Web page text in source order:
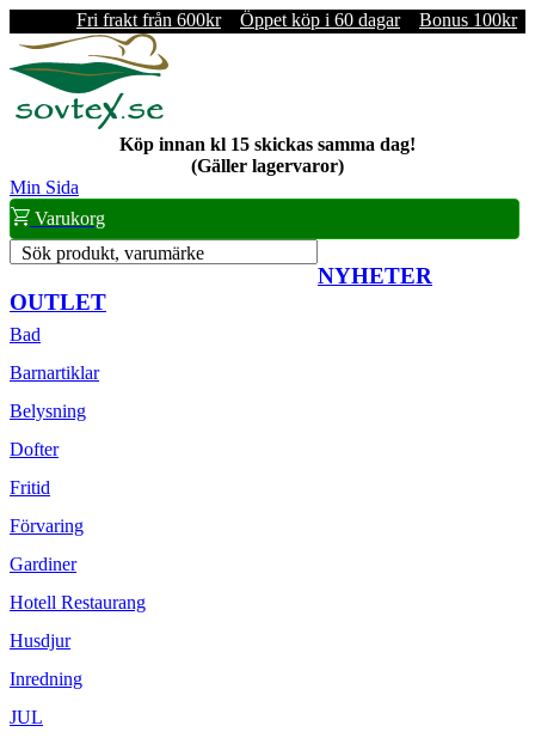
Fri frakt från 600kr Öppet köp i 60 dagar Bonus 100kr
Köp innan kl 15 skickas samma dag!
(Gäller lagervaror)
Min Sida
Varukorg
Sök produkt, varumärke
NYHETER
OUTLET
Bad
Barnartiklar
Belysning
Dofter
Fritid
Förvaring
Gardiner
Hotell Restaurang
Husdjur
Inredning
JUL